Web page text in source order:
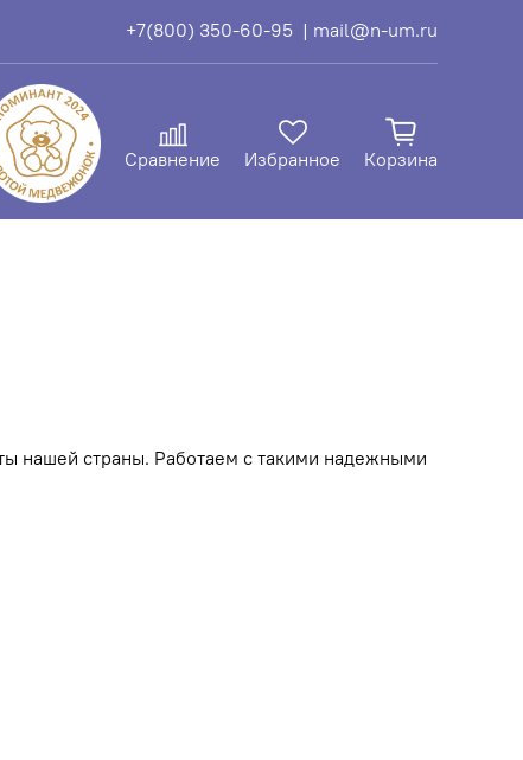
+7(800) 350-60-95 | mail@n-um.ru
Сравнение Избранное Корзина
нашей страны. Работаем с такими надежными